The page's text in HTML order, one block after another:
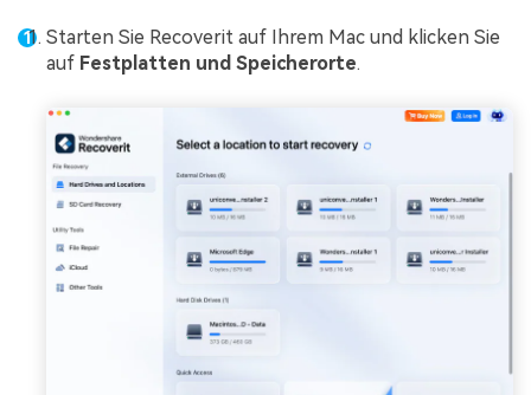
Starten Sie Recoverit auf Ihrem Mac und klicken Sie
auf Festplatten und Speicherorte.